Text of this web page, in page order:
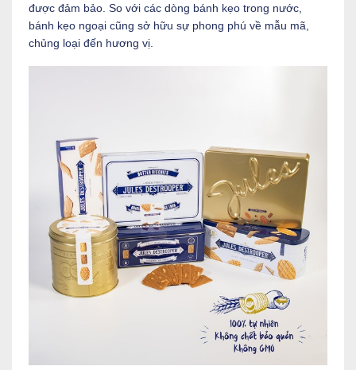
được đảm bảo. So với các dòng bánh kẹo trong nước,
bánh kẹo ngoại cũng sở hữu sự phong phú về mẫu mã,
chủng loại đến hương vị.